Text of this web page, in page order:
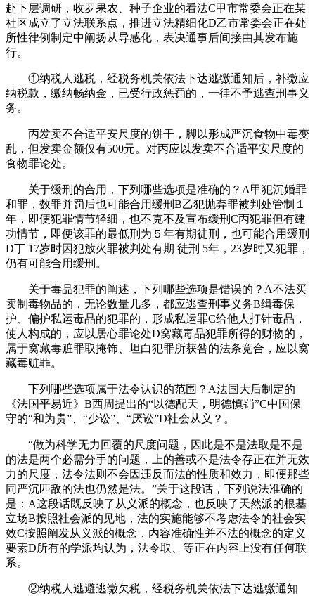
赴下层调研，收罗果农、种子企业的看法C甲市常委会正在某
社区成立了立法联系点，推进立法精细化D乙市常委会正在处
所性律例制定中阐扬从导感化，表决通事后间接由其发布施
行。
①纳税人逃税，经税务机关依法下达逃缴通知后，补缴应
纳税款，缴纳畅纳金，已受行政惩罚的，一律不予逃查刑事义
务。
丙发卖不合适平安尺度的饼干，脚以形成严沉食物中毒变
乱，但发卖金额仅有500元。对丙应以发卖不合适平安尺度的
食物罪论处。
关于缓刑的合用，下列哪些选项是准确的？A甲犯沉婚罪
和罪，数罪并罚后也可能合用缓刑B乙犯抛弃罪被判处管制１
年，即便犯罪情节轻细，也不克不及宣布缓刑C丙犯罪但有建
功情节，即便该罪的最低刑为５年有期徒刑，也可能合用缓刑
D丁 17岁时因犯放火罪被判处有期 徒刑 5年，23岁时又犯罪，
仍有可能合用缓刑。
关于毒品犯罪的阐述，下列哪些选项是错误的？A不法买
卖制毒物品的，无论数量几多，都应逃查刑事义务B缉毒保
护、偏护私运毒品的犯罪的，形成私运罪C给他人打针毒品，
使人构成的，应以居心罪论处D窝藏毒品犯罪所得的财物的，
属于窝藏毒赃罪取掩饰、坦白犯罪所获咎的法条竞合，应以窝
藏毒赃罪。
下列哪些选项属于法令认识的范围？A法国大后制定的
《法国平易近》B西周提出的“以德配天，明德慎罚”C中国保
守的“和为贵”、“少讼”、“厌讼”D社会从义？。
“做为科学无力回覆的尺度问题，因此是不是法取是不是
的法是两个必需分手的问题，上的善或不是法令存正在并无效
力的尺度，法令法则不会因违反而法的性质和效力，即便那些
同严沉匹敌的法也仍然是法。”关于这段话，下列说法准确的
是：A这段话既反映了从义派的概念，也反映了天然派的根基
立场B按照社会派的见地，法的实施能够不考虑法令的社会实
效C按照阐发从义派的概念，内容准确性并不法的概念的定义
要素D所有的学派均认为，法令取、等正在内容上没有任何联
系。
②纳税人逃避逃缴欠税，经税务机关依法下达逃缴通知